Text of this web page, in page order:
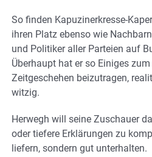
So finden Kapuzinerkresse-
ihren Platz ebenso wie
und Politiker aller Parteien auf
Überhaupt hat er so Einiges
Zeitgeschehen beizutragen,
witzig.
Herwegh will seine Zuschauer
oder tiefere Erklärungen zu
liefern, sondern gut unterhalten.